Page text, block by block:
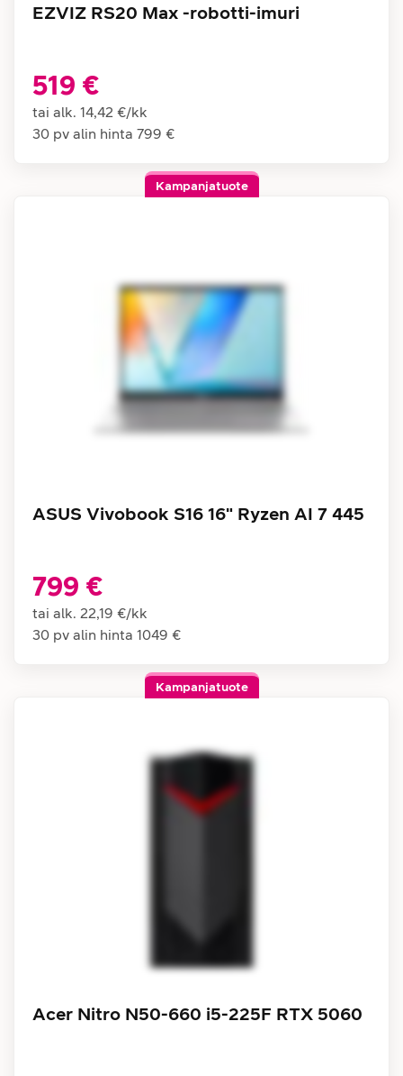
EZVIZ RS20 Max -robotti-imuri
519 €
tai alk. 14,42 €/kk
30 pv alin hinta 799 €
Kampanjatuote
ASUS Vivobook S16 16" Ryzen AI 7 445
799 €
tai alk. 22,19 €/kk
30 pv alin hinta 1049 €
Kampanjatuote
Acer Nitro N50-660 i5-225F RTX 5060